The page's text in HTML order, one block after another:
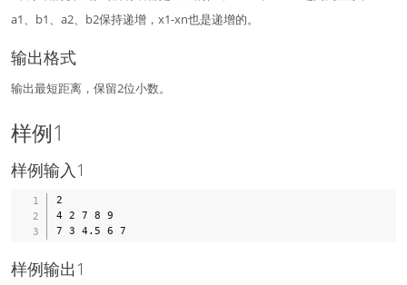
a1、b1、a2、b2保持递增，x1-xn也是递增的。
输出格式
输出最短距离，保留2位小数。
样例1
样例输入1
2
4 2 7 8 9
样例输出1